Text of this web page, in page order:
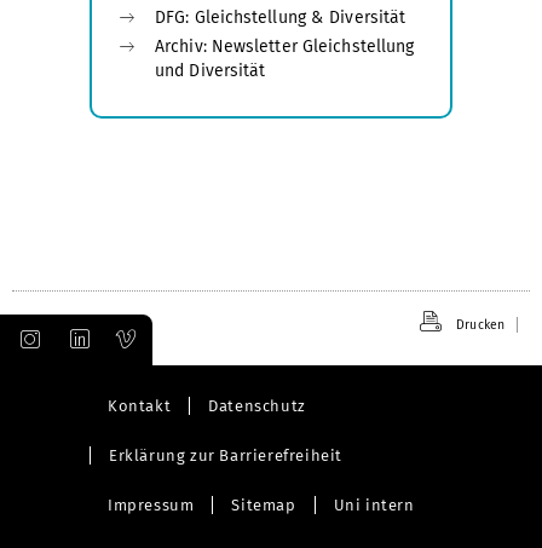
DFG: Gleichstellung & Diversität
Archiv: Newsletter Gleichstellung
und Diversität
Drucken
Kontakt Datenschutz
Erklärung zur Barrierefreiheit
Impressum Sitemap Uni intern